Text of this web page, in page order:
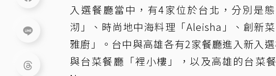
入選餐廳當中，有4家位於台北，分別是
沏」、時尚地中海料理「Aleisha」、創新
雅廚」。台中與高雄各有2家餐廳進入新入
與台菜餐廳「裡小樓」，以及高雄的台菜